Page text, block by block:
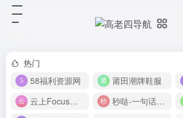
热门
58福利资源网
莆田潮牌鞋服
云上Focus接码平台
秒哒-一句话做应用